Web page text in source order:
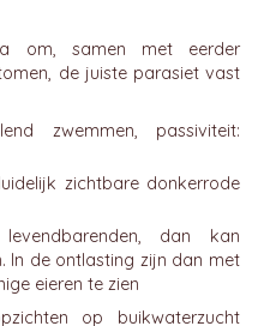
om, samen met eerder
de juiste parasiet vast
zwemmen, passiviteit:
zichtbare donkerrode
dan kan
In de ontlasting zijn dan met
eieren te zien
op buikwaterzucht